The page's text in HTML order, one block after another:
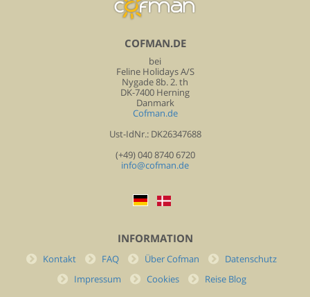
COFMAN.DE
bei
Feline Holidays A/S
Nygade 8b. 2. th
DK-7400 Herning
Danmark
Cofman.de
Ust-IdNr.: DK26347688
(+49) 040 8740 6720
info@cofman.de
INFORMATION
Kontakt FAQ Über Cofman
Datenschutz
Impressum
Cookies Reise Blog